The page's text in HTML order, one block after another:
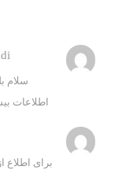
سلام
اطلاعات